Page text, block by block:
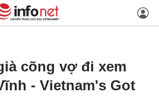
cõng vợ đi xem
- Vietnam's Got